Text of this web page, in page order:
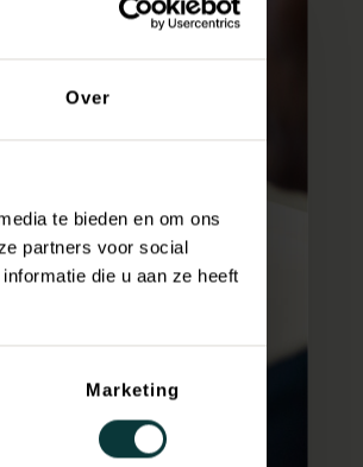
Over
te bieden en om ons
partners voor social
die u aan ze heeft
Marketing